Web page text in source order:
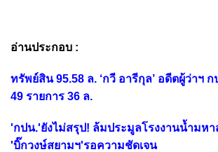
อ่านประกอบ :
ทรัพย์สิน 95.58 ล. ‘กวี อารีกุล’ อดีตผู้ว่าฯ
49 รายการ 36 ล.
'กปน.'ยังไม่สรุป! ล้มประมูลโรงงานน้ำมหา
'บิ๊กวงษ์สยามฯ'รอความชัดเจน